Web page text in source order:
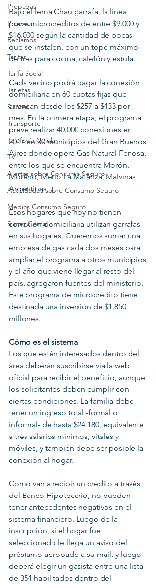
Prepagas
Procrear
Reclamos
Tarifas
Tarifa Social
Tarjetas
Subtes
Transporte
Telefonía Celular
TV
Alertas sobre Consumo Seguro
Actividades sobre Consumo Seguro
Medios Consumo Seguro
Súper Cerca
Bajo el lema Chau garrafa, la línea
prevé microcréditos de entre $9.000 y
$16.000 según la cantidad de bocas
que se instalen, con un tope máximo
de tres para cocina, calefón y estufa.
Cada vecino podrá pagar la conexión
domiciliaria en 60 cuotas fijas que
arrancan desde los $257 a $433 por
mes. En la primera etapa, el programa
prevé realizar 40.000 conexiones en
2017 en 30 municipios del Gran Buenos
Aires donde opera Gas Natural Fenosa,
entre los que se encuentra Morón,
Moreno, Merlo La Matanza, Malvinas
Argentinas.
Esos hogares que hoy no tienen
conexión domiciliaria utilizan garrafas
en sus hogares. Queremos sumar una
empresa de gas cada dos meses para
ampliar el programa a otros municipios
y el año que viene llegar al resto del
país, agregaron fuentes del ministerio.
Este programa de microcrédito tiene
destinada una inversión de $1.850
millones.
Cómo es el sistema
Los que estén interesados dentro del
área deberán suscribirse vía la web
oficial para recibir el beneficio, aunque
los solicitantes deben cumplir con
ciertas condiciones. La familia debe
tener un ingreso total -formal o
informal- de hasta $24.180, equivalente
a tres salarios mínimos, vitales y
móviles, y también debe ser posible la
conexión al hogar.
Como van a recibir un crédito a través
del Banco Hipotecario, no pueden
tener antecedentes negativos en el
sistema financiero. Luego de la
inscripción, si el hogar fue
seleccionado le llega un aviso del
préstamo aprobado a su mail, y luego
deberá elegir un gasista entre una lista
de 354 habilitados dentro del